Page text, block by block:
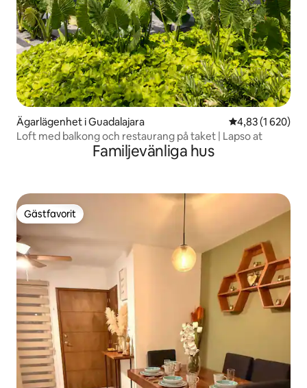
Ägarlägenhet i Guadalajara 4,83 av 5 i
4,83 (1 620)
Loft med balkong och restaurang på taket | Lapso at
Familjevänliga hus
Gästfavorit
Gästfavorit